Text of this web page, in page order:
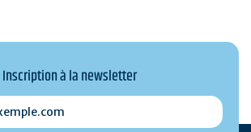
Inscription à la newsletter